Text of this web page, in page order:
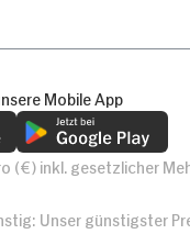
Mobile App
(€) inkl. gesetzlicher
Unser günstigster